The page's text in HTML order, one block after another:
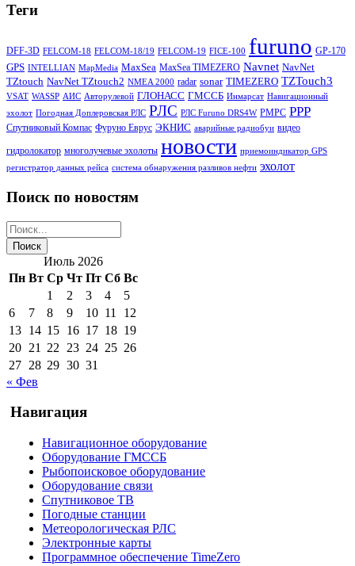
Теги
DFF-3D FELCOM-18 FELCOM-18/19 FELCOM-19 FICE-100 furuno GP-170
GPS INTELLIAN MapMedia MaxSea MaxSea TIMEZERO Navnet NavNet
TZtouch NavNet TZtouch2 NMEA 2000 radar sonar TIMEZERO TZTouch3
VSAT WASSP АИС Авторулевой ГЛОНАСС ГМССБ Инмарсат Навигационный
эхолот Погодная Доплеровская РЛС РЛС РЛС Furuno DRS4W РМРС РРР
Спутниковый Компас Фуруно Еврус ЭКНИС аварийные радиобуи видео
гидролокатор многолучевые эхолоты новости приемоиндикатор GPS
регистратор данных рейса система обнаружения разливов нефти эхолот
Поиск по новостям
Июль 2026
Пн Вт Ср Чт Пт Сб Вс
1
2 3 4
5
6
7 8 9 10 11
12
13 14 15 16 17 18 19
20 21 22 23 24 25 26
27 28 29 30 31
« Фев
Навигация
Навигационное оборудование
Оборудование ГМССБ
Рыбопоисковое оборудование
Оборудование связи
Спутниковое ТВ
Погодные станции
Метеорологическая РЛС
Электронные карты
Программное обеспечение TimeZero